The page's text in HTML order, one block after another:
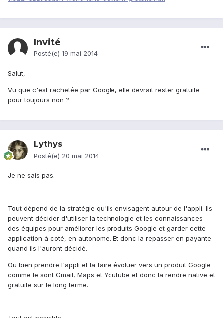
Invité
Posté(e) 19 mai 2014
Salut,
Vu que c'est rachetée par Google, elle devrait rester gratuite
pour toujours non ?
Lythys
Posté(e) 20 mai 2014
Je ne sais pas.
Tout dépend de la stratégie qu'ils envisagent autour de l'appli. Ils
peuvent décider d'utiliser la technologie et les connaissances
des équipes pour améliorer les produits Google et garder cette
application à coté, en autonome. Et donc la repasser en payante
quand ils l'auront décidé.
Ou bien prendre l'appli et la faire évoluer vers un produit Google
comme le sont Gmail, Maps et Youtube et donc la rendre native et
gratuite sur le long terme.